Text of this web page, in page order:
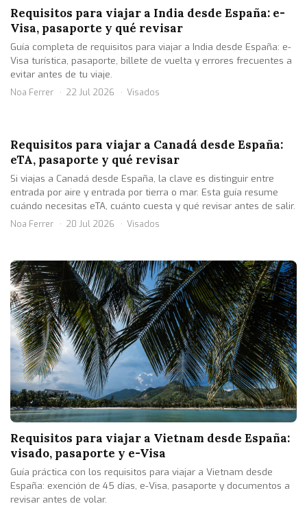
Requisitos para viajar a India desde España: e-
Visa, pasaporte y qué revisar
Guía completa de requisitos para viajar a India desde España: e-
Visa turística, pasaporte, billete de vuelta y errores frecuentes a
evitar antes de tu viaje.
Noa Ferrer 22 Jul 2026 Visados
Requisitos para viajar a Canadá desde España:
eTA, pasaporte y qué revisar
Si viajas a Canadá desde España, la clave es distinguir entre
entrada por aire y entrada por tierra o mar. Esta guía resume
cuándo necesitas eTA, cuánto cuesta y qué revisar antes de salir.
Noa Ferrer 20 Jul 2026 Visados
Requisitos para viajar a Vietnam desde España:
visado, pasaporte y e-Visa
Guía práctica con los requisitos para viajar a Vietnam desde
España: exención de 45 días, e-Visa, pasaporte y documentos a
revisar antes de volar.